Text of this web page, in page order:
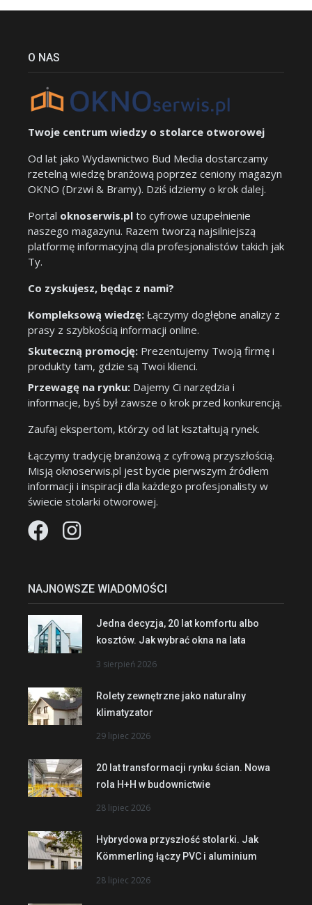
O NAS
Twoje centrum wiedzy o stolarce otworowej
Od lat jako Wydawnictwo Bud Media dostarczamy
rzetelną wiedzę branżową poprzez ceniony magazyn
OKNO (Drzwi & Bramy). Dziś idziemy o krok dalej.
Portal oknoserwis.pl to cyfrowe uzupełnienie
naszego magazynu. Razem tworzą najsilniejszą
platformę informacyjną dla profesjonalistów takich jak
Ty.
Co zyskujesz, będąc z nami?
Kompleksową wiedzę: Łączymy dogłębne analizy z
prasy z szybkością informacji online.
Skuteczną promocję: Prezentujemy Twoją firmę i
produkty tam, gdzie są Twoi klienci.
Przewagę na rynku: Dajemy Ci narzędzia i
informacje, byś był zawsze o krok przed konkurencją.
Zaufaj ekspertom, którzy od lat kształtują rynek.
Łączymy tradycję branżową z cyfrową przyszłością.
Misją oknoserwis.pl jest bycie pierwszym źródłem
informacji i inspiracji dla każdego profesjonalisty w
świecie stolarki otworowej.
NAJNOWSZE WIADOMOŚCI
Jedna decyzja, 20 lat komfortu albo
kosztów. Jak wybrać okna na lata
3 sierpień 2026
Rolety zewnętrzne jako naturalny
klimatyzator
29 lipiec 2026
20 lat transformacji rynku ścian. Nowa
rola H+H w budownictwie
28 lipiec 2026
Hybrydowa przyszłość stolarki. Jak
Kömmerling łączy PVC i aluminium
28 lipiec 2026